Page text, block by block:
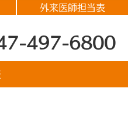
外来医師担当表
497-6800